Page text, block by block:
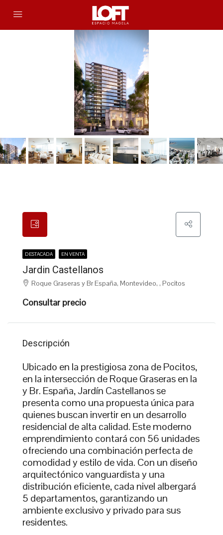
DESTACADA EN VENTA
Jardin Castellanos
Roque Graseras y Br España, Montevideo, , Pocitos
Consultar precio
Descripción
Ubicado en la prestigiosa zona de Pocitos,
en la intersección de Roque Graseras en la
y Br. España, Jardín Castellanos se
presenta como una propuesta única para
quienes buscan invertir en un desarrollo
residencial de alta calidad. Este moderno
emprendimiento contará con 56 unidades
ofreciendo una combinación perfecta de
comodidad y estilo de vida. Con un diseño
arquitectónico vanguardista y una
distribución eficiente, cada nivel albergará
5 departamentos, garantizando un
ambiente exclusivo y privado para sus
residentes.